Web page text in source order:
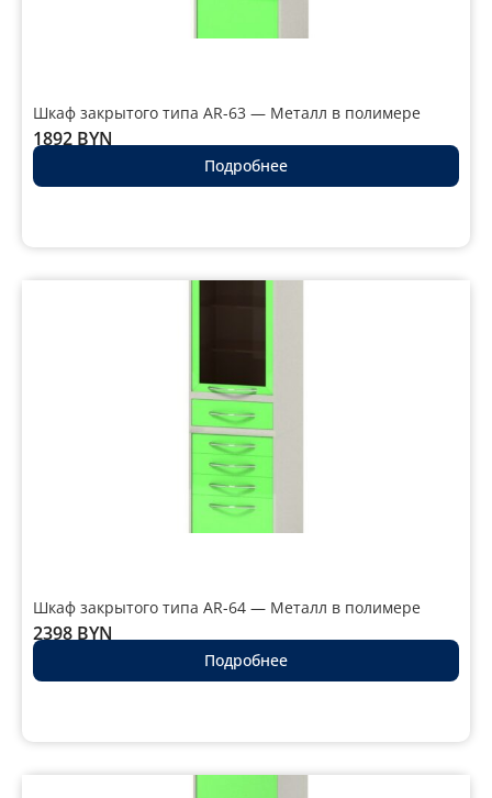
Шкаф закрытого типа AR-63 — Металл в полимере
1892 BYN
Подробнее
Шкаф закрытого типа AR-64 — Металл в полимере
2398 BYN
Подробнее